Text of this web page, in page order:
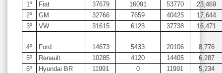
1º Fiat 37679 16091 53770
23,469
2º
GM 32766 7659 40425
17,644
3º
VW 31615 6123 37738 16,471
4º Ford 14673 5433 20106
8,776
5º
Renault 10285 4120 14405
6,287
6º
Hyundai BR 11991 0 11991
5,234